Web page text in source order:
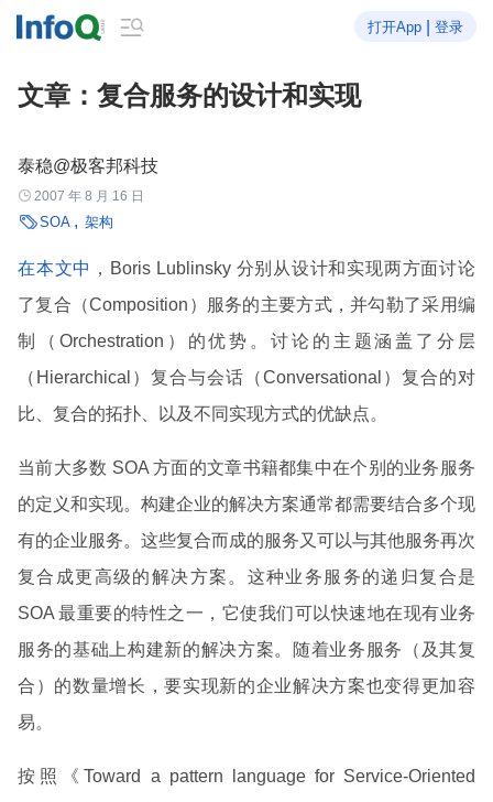
 打开App 登录
文章：复合服务的设计和实现
泰稳@极客邦科技
 2007 年 8 月 16 日
SOA 架构
在本文中 ，Boris Lublinsky 分别从设计和实现两方面讨论
了复合（Composition）服务的主要方式，并勾勒了采用编
制（Orchestration）的优势。讨论的主题涵盖了分层
（Hierarchical）复合与会话（Conversational）复合的对
比、复合的拓扑、以及不同实现方式的优缺点。
当前大多数 SOA 方面的文章书籍都集中在个别的业务服务
的定义和实现。构建企业的解决方案通常都需要结合多个现
有的企业服务。这些复合而成的服务又可以与其他服务再次
复合成更高级的解决方案。这种业务服务的递归复合是
SOA 最重要的特性之一，它使我们可以快速地在现有业务
服务的基础上构建新的解决方案。随着业务服务（及其复
合）的数量增长，要实现新的企业解决方案也变得更加容
易。
按照《Toward a pattern language for Service-Oriented